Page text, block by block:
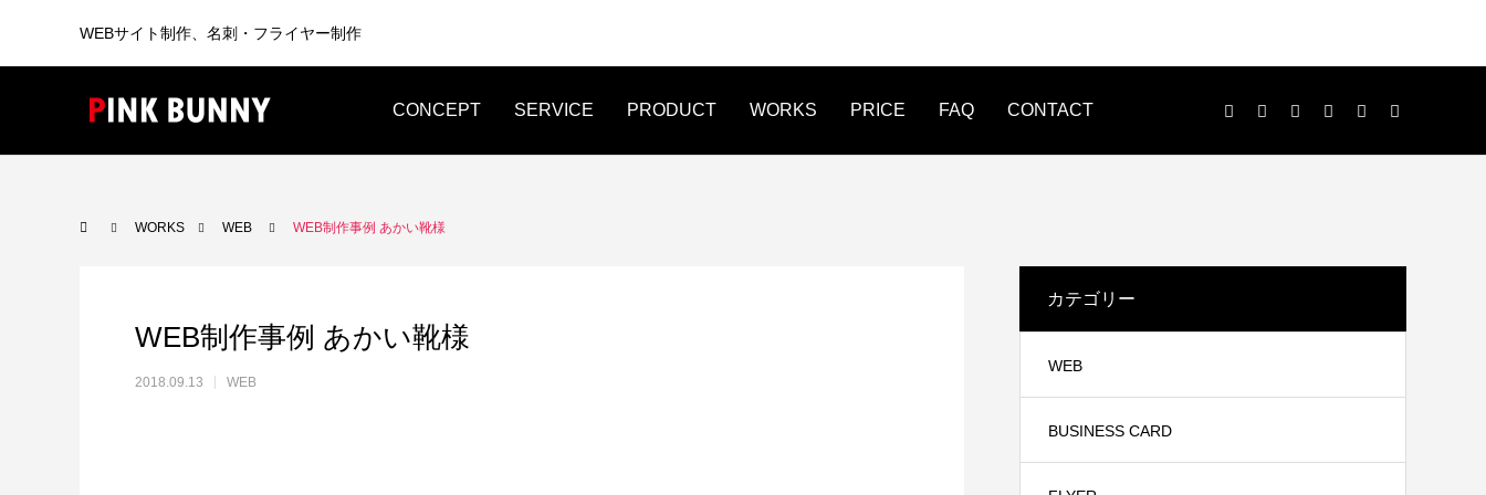
WEBサイト制作、名刺・フライヤー制作
CONCEPT SERVICE PRODUCT WORKS PRICE FAQ CONTACT
印刷物制作
WEB制作事例 黒住歯科様
WORKS WEB WEB制作事例 あかい靴様
WEB制作事例 あかい靴様
2018.09.13 WEB
カテゴリー
WEB
BUSINESS CARD